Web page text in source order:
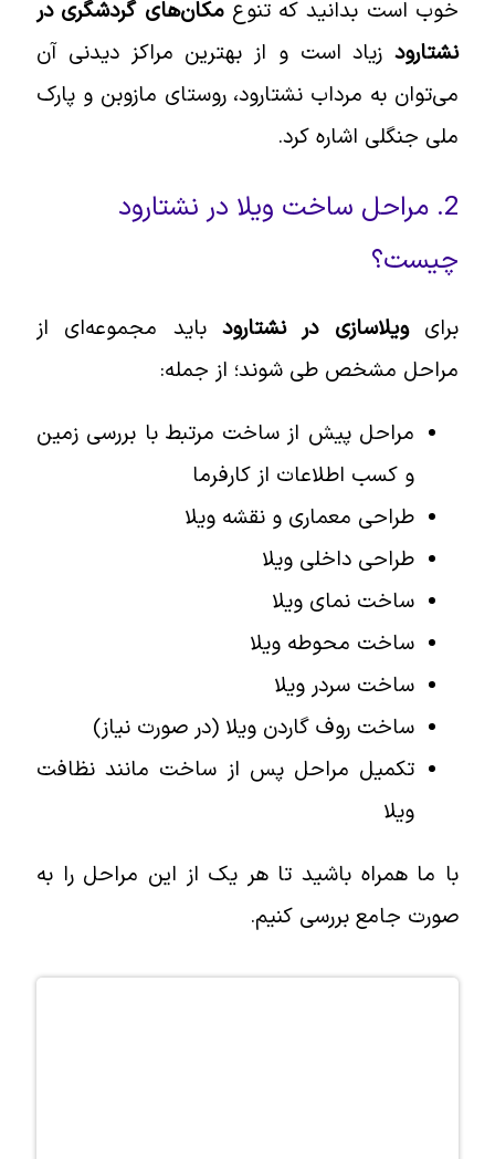
خوب است بدانید که تنوعمکان‌های گردشگری در
نشتارودزیاد است و از بهترین مراکز دیدنی آن
می‌توان به مرداب نشتارود، روستای مازوبن و پارک
ملی جنگلی اشاره کرد.
2. مراحل ساخت ویلا در نشتارود
چیست؟
برایویلاسازی در نشتارودباید مجموعه‌ای از
مراحل مشخص طی شوند؛ از جمله:
مراحل پیش از ساخت مرتبط با بررسی زمین
و کسب اطلاعات از کارفرما
طراحی معماری و نقشه ویلا
طراحی داخلی ویلا
ساخت نمای ویلا
ساخت محوطه ویلا
ساخت سردر ویلا
ساخت روف گاردن ویلا (در صورت نیاز)
تکمیل مراحل پس از ساخت مانند نظافت
با ما همراه باشید تا هر یک از این مراحل را به
صورت جامع بررسی کنیم.